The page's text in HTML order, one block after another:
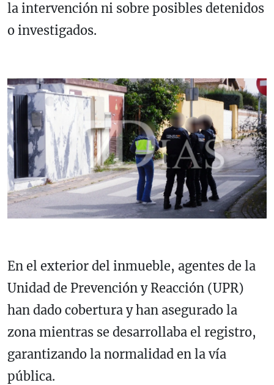
la intervención ni sobre posibles detenidos
o investigados.
En el exterior del inmueble, agentes de la
Unidad de Prevención y Reacción (UPR)
han dado cobertura y han asegurado la
zona mientras se desarrollaba el registro,
garantizando la normalidad en la vía
pública.